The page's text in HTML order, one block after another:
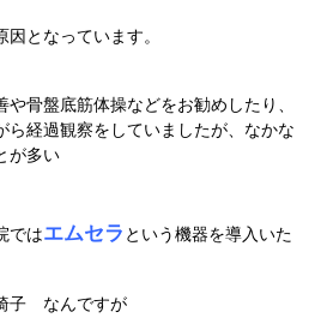
となっています。
骨盤底筋体操などをお勧めしたり、
ら経過観察をしていましたが、なかな
が多い
ではエムセラ という機器を導入いた
子 なんですが